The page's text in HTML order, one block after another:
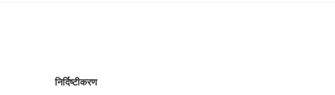
निर्दिष्टीकरण